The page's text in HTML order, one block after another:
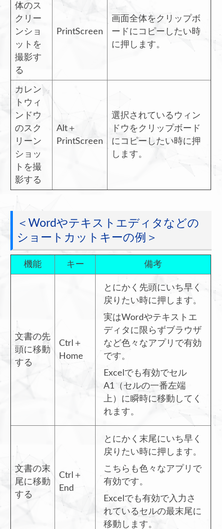
体のス
クリー
ンショ
ットを
撮影す
る
PrintScreen
画面全体をクリップボ
ードにコピーしたい時
に押します。
カレン
トウィ
ンドウ
のスク
リーン
ショッ
トを撮
影する
Alt＋
PrintScreen
選択されているウィン
ドウをクリップボード
にコピーしたい時に押
します。
＜Wordやテキストエディタなどの
ショートカットキーの例＞
機能 キー 備考
文書の先
頭に移動
する
Ctrl＋
Home
とにかく先頭にいち早く
戻りたい時に押します。
実はWordやテキストエ
ディタに限らずブラウザ
など色々なアプリで有効
です。
Excelでも有効でセル
A1（セルの一番左端
上）に瞬時に移動してく
れます。
文書の末
尾に移動
する
Ctrl＋
End
とにかく末尾にいち早く
戻りたい時に押します。
こちらも色々なアプリで
有効です。
Excelでも有効で入力さ
れているセルの最末尾に
移動します。